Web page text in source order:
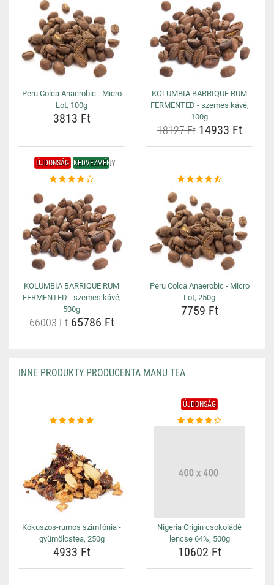
Peru Colca Anaerobic - Micro
Lot, 100g
3813 Ft
KOLUMBIA BARRIQUE RUM
FERMENTED - szemes kávé,
100g
18127 Ft14933 Ft
ÚJDONSÁG KEDVEZMÉNY
KOLUMBIA BARRIQUE RUM
FERMENTED - szemes kávé,
500g
66003 Ft65786 Ft
Peru Colca Anaerobic - Micro
Lot, 250g
7759 Ft
INNE PRODUKTY PRODUCENTA MANU TEA
Kókuszos-rumos szimfónia -
gyümölcstea, 250g
4933 Ft
ÚJDONSÁG
Nigeria Origin csokoládé
lencse 64%, 500g
10602 Ft